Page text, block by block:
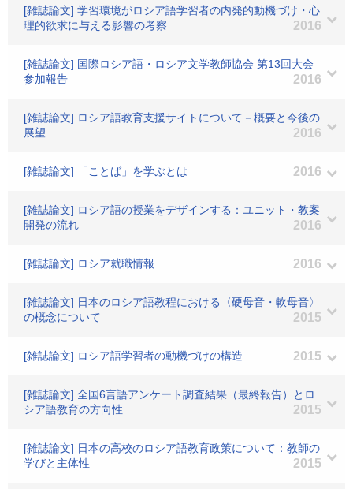
[雑誌論文] 学習環境がロシア語学習者の内発的動機づけ・心
理的欲求に与える影響の考察
2016
[雑誌論文] 国際ロシア語・ロシア文学教師協会 第13回大会
参加報告
2016
[雑誌論文] ロシア語教育支援サイトについて－概要と今後の
展望
2016
[雑誌論文] 「ことば」を学ぶとは 2016
[雑誌論文] ロシア語の授業をデザインする：ユニット・教案
開発の流れ
2016
[雑誌論文] ロシア就職情報 2016
[雑誌論文] 日本のロシア語教程における〈硬母音・軟母音〉
の概念について
2015
[雑誌論文] ロシア語学習者の動機づけの構造 2015
[雑誌論文] 全国6言語アンケート調査結果（最終報告）とロ
シア語教育の方向性
2015
[雑誌論文] 日本の高校のロシア語教育政策について：教師の
学びと主体性
2015